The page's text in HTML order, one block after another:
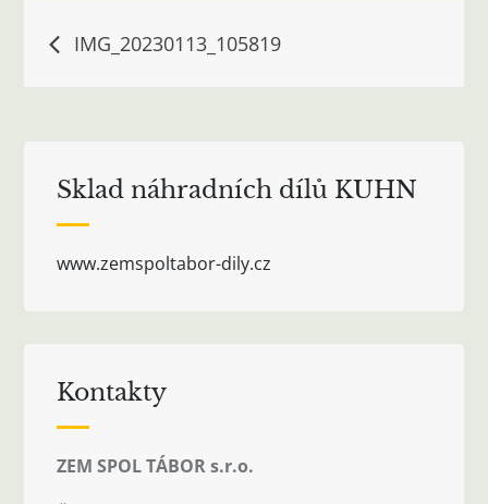
Navigace
IMG_20230113_105819
Sklad náhradních dílů KUHN
www.zemspoltabor-dily.cz
Kontakty
ZEM SPOL TÁBOR s.r.o.